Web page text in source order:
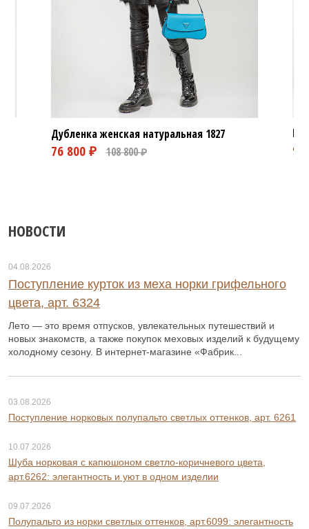
Дубленка женская натуральная 1827
НОВОСТИ
04.08.2026
Поступление курток из меха норки грифельного
цвета, арт. 6324
Лето — это время отпусков, увлекательных путешествий и
новых знакомств, а также покупок меховых изделий к будущему
холодному сезону. В интернет-магазине «Фабрик...
03.08.2026
Поступление норковых полупальто светлых оттенков, арт. 6261
10.07.2026
Шуба норковая с капюшоном светло-коричневого цвета,
арт.6262: элегантность и уют в одном изделии
09.07.2026
Полупальто из норки светлых оттенков, арт.6099: элегантность